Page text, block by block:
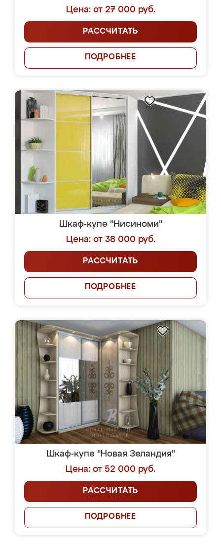
Цена: от 27 000 руб.
РАССЧИТАТЬ
ПОДРОБНЕЕ
Шкаф-купе "Нисиноми"
Цена: от 38 000 руб.
РАССЧИТАТЬ
ПОДРОБНЕЕ
Шкаф-купе "Новая Зеландия"
Цена: от 52 000 руб.
РАССЧИТАТЬ
ПОДРОБНЕЕ